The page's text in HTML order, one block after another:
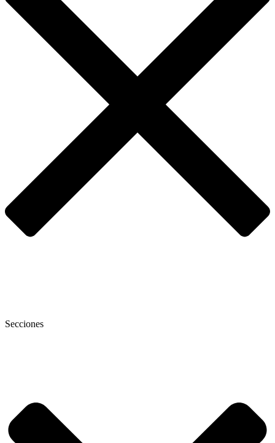
Secciones